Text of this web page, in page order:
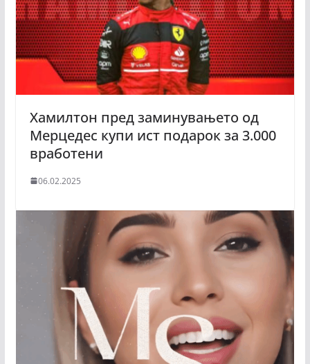
Хамилтон пред заминувањето од
Мерцедес купи ист подарок за 3.000
вработени
06.02.2025